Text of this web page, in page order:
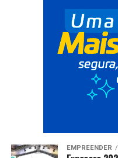
EMPREENDER